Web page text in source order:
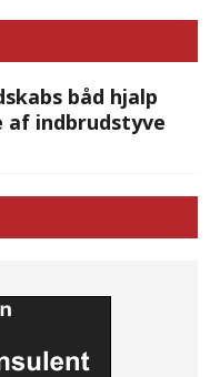
båd hjalp
af indbrudstyve